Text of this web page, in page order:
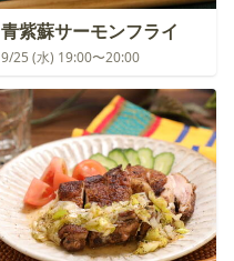
青紫蘇サーモンフライ
9/25 (水) 19:00〜20:00